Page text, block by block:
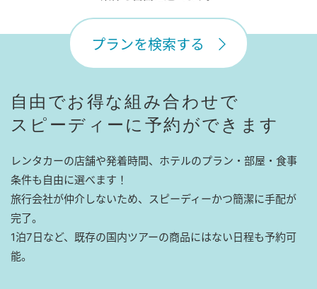
プランを検索する
自由でお得な組み合わせで
スピーディーに予約ができます
レンタカーの店舗や発着時間、ホテルのプラン・部屋・食事
条件も自由に選べます！
旅行会社が仲介しないため、スピーディーかつ簡潔に手配が
完了。
1泊7日など、既存の国内ツアーの商品にはない日程も予約可
能。